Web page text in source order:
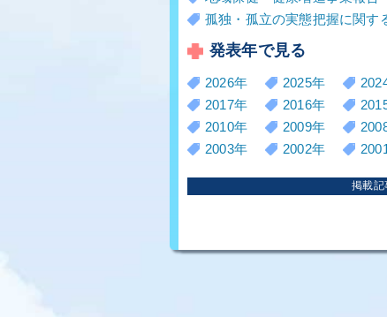
孤独・孤立の実態把握に関す
発表年で見る
2026年 2025年
2017年
2016年
2010年
2009年
2003年
2002年
掲載